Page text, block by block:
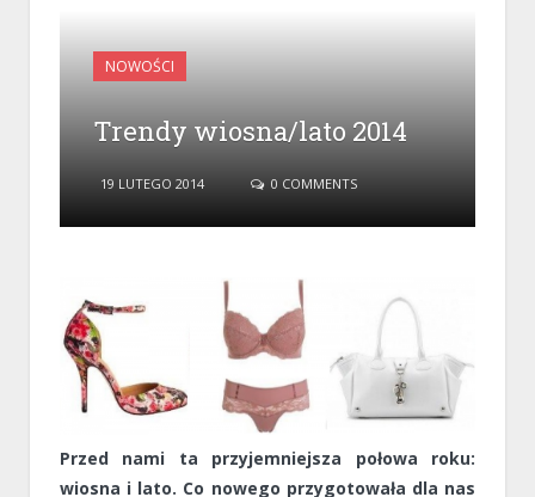
NOWOŚCI
Trendy wiosna/lato 2014
19 LUTEGO 2014 0 COMMENTS
Przed nami ta przyjemniejsza połowa roku:
wiosna i lato. Co nowego przygotowała dla nas